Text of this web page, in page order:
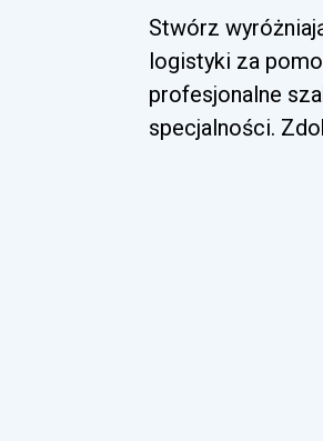
Stwórz
logistyki za
profesjonalne
specjalności.